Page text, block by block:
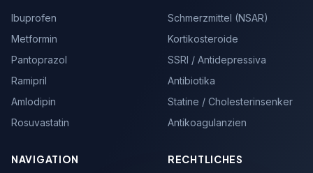
Ibuprofen
Metformin
Pantoprazol
Ramipril
Amlodipin
Rosuvastatin
Schmerzmittel (NSAR)
Kortikosteroide
SSRI / Antidepressiva
Antibiotika
Statine / Cholesterinsenker
Antikoagulanzien
NAVIGATION RECHTLICHES